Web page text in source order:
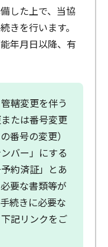
した上で、当協
きを行います。
年月日以降、有
轄変更を伴う
たは番号変更
番号の変更）
バー」にする
約済証」とあ
要な書類等が
続きに必要な
記リンクをご